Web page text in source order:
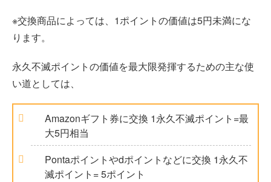
※交換商品によっては、1ポイントの価値は5円未満にな
ります。
永久不滅ポイントの価値を最大限発揮するための主な使
い道としては、
Amazonギフト券に交換 1永久不滅ポイント=最
大5円相当
Pontaポイントやdポイントなどに交換 1永久不
滅ポイント= 5ポイント